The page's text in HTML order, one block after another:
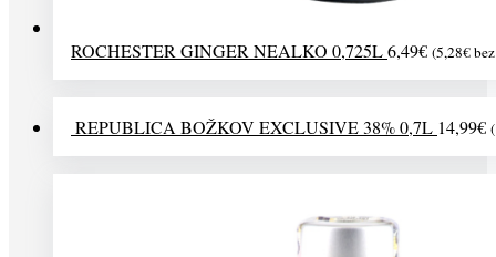
ROCHESTER GINGER NEALKO 0,725L6,49€ (5,28€
REPUBLICA BOŽKOV EXCLUSIVE 38% 0,7L 14,99€ (